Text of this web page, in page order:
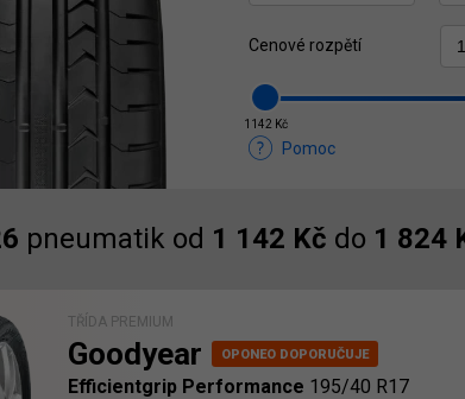
Cenové rozpětí
1142 Kč
Pomoc
pneumatik od 1 142 Kč do 1 824
TŘÍDA PREMIUM
Goodyear
Efficientgrip Performance 195/40 R17